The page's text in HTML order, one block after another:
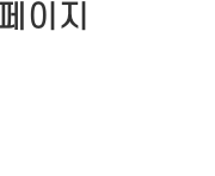
이지